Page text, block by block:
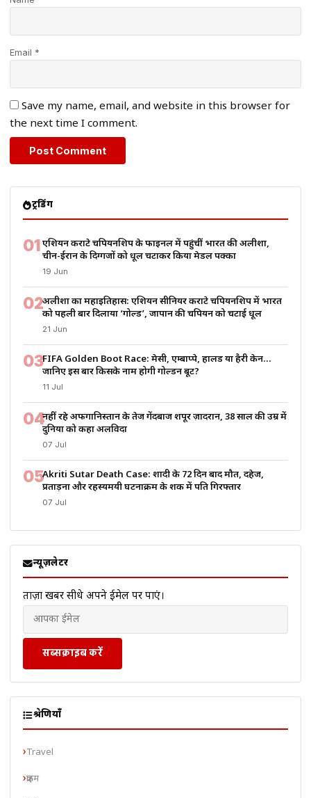
Email *
Save my name, email, and website in this browser for
the next time I comment.
ट्रेंडिंग
01एशियन कराटे चैंपियनशिप के फाइनल में पहुंचीं भारत की अलीशा,
चीन-ईरान के दिग्गजों को धूल चटाकर किया मेडल पक्का
19 Jun
02अलीशा का महाइतिहास: एशियन सीनियर कराटे चैंपियनशिप में भारत
को पहली बार दिलाया ‘गोल्ड’, जापान की चैंपियन को चटाई धूल
21 Jun
03FIFA Golden Boot Race: मेसी, एम्बाप्पे, हालैंड या हैरी केन…
जानिए इस बार किसके नाम होगी गोल्डन बूट?
11 Jul
04नहीं रहे अफगानिस्तान के तेज गेंदबाज शपूर ज़ादरान, 38 साल की उम्र में
दुनिया को कहा अलविदा
07 Jul
05Akriti Sutar Death Case: शादी के 72 दिन बाद मौत, दहेज,
प्रताड़ना और रहस्यमयी घटनाक्रम के शक में पति गिरफ्तार
07 Jul
न्यूज़लेटर
ताज़ा खबरें सीधे अपने ईमेल पर पाएं।
सब्सक्राइब करें
श्रेणियाँ
Travel
क्राइम